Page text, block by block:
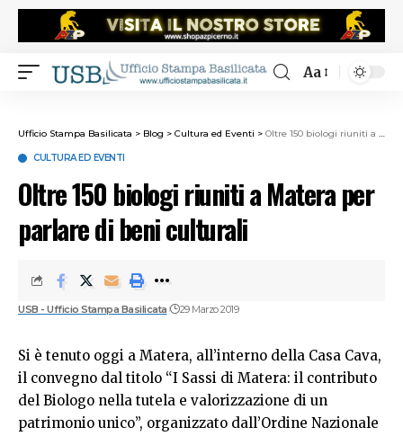
Aa
Ufficio Stampa Basilicata > Blog > Cultura ed Eventi > Oltre 150 biologi riuniti a Matera per parlare di beni culturali
CULTURA ED EVENTI
Oltre 150 biologi riuniti a Matera per
parlare di beni culturali
USB - Ufficio Stampa Basilicata 29 Marzo 2019
Si è tenuto oggi a Matera, all’interno della Casa Cava,
il convegno dal titolo “I Sassi di Matera: il contributo
del Biologo nella tutela e valorizzazione di un
patrimonio unico”, organizzato dall’Ordine Nazionale